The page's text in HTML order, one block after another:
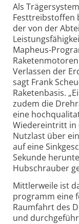
Als
Festtreib­stoffen
der von der
Mapheus-
Verlassen der
sagt Frank
Raketen­basis.
zudem die
eine
Wieder­eintritt in
Nutzlast über
auf eine
Sekunde
Hub­schrauber
Mittler­weile ist
programm eine
Raumfahrt des
und